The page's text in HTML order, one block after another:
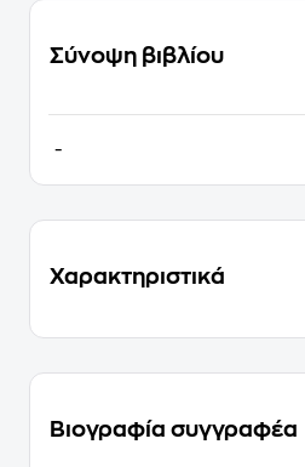
Σύνοψη βιβλίου
-
Χαρακτηριστικά
Βιογραφία συγγραφέα